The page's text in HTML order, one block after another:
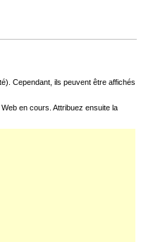
Cependant, ils peuvent être affichés
en cours. Attribuez ensuite la